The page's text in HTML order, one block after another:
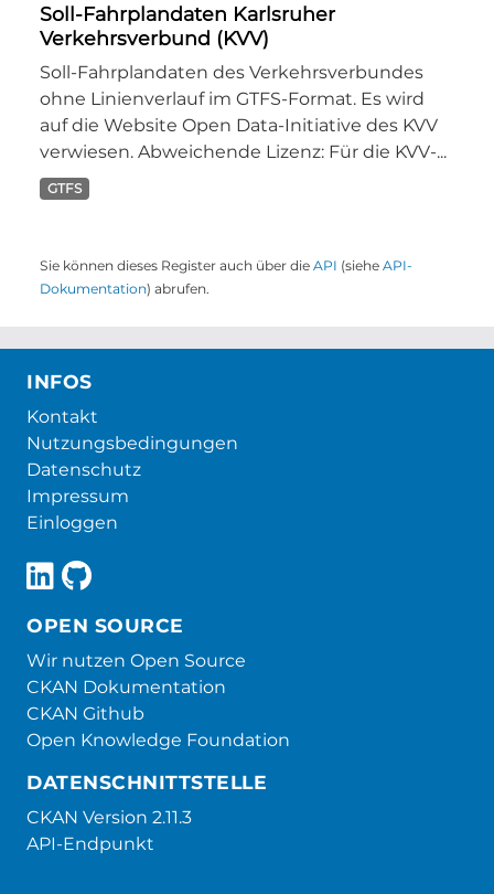
Soll-Fahrplandaten Karlsruher
Verkehrsverbund (KVV)
Soll-Fahrplandaten des Verkehrsverbundes
ohne Linienverlauf im GTFS-Format. Es wird
auf die Website Open Data-Initiative des KVV
verwiesen. Abweichende Lizenz: Für die KVV-...
GTFS
Sie können dieses Register auch über die API (siehe API-
Dokumentation) abrufen.
INFOS
Kontakt
Nutzungsbedingungen
Datenschutz
Impressum
Einloggen
OPEN SOURCE
Wir nutzen Open Source
CKAN Dokumentation
CKAN Github
Open Knowledge Foundation
DATENSCHNITTSTELLE
CKAN Version 2.11.3
API-Endpunkt